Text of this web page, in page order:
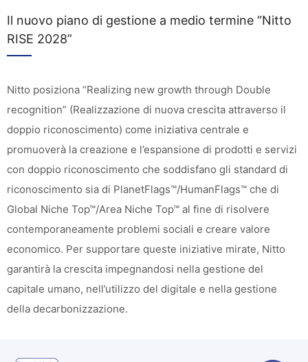
Il nuovo piano di gestione a medio termine “Nitto
RISE 2028”
Nitto posiziona “Realizing new growth through Double
recognition” (Realizzazione di nuova crescita attraverso il
doppio riconoscimento) come iniziativa centrale e
promuoverà la creazione e l’espansione di prodotti e servizi
con doppio riconoscimento che soddisfano gli standard di
riconoscimento sia di PlanetFlags™/HumanFlags™ che di
Global Niche Top™/Area Niche Top™ al fine di risolvere
contemporaneamente problemi sociali e creare valore
economico. Per supportare queste iniziative mirate, Nitto
garantirà la crescita impegnandosi nella gestione del
capitale umano, nell’utilizzo del digitale e nella gestione
della decarbonizzazione.